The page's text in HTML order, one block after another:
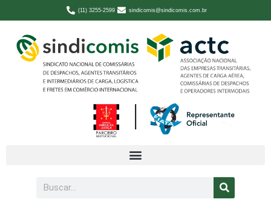
(11) 3255-2599 sindicomis@sindicomis.com.br